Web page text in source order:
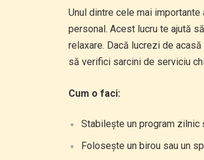
Unul dintre cele mai
personal. Acest lucru te ajută
relaxare. Dacă lucrezi de
să verifici sarcini de serviciu
Cum o faci:
Stabilește un program
Folosește un birou sau un